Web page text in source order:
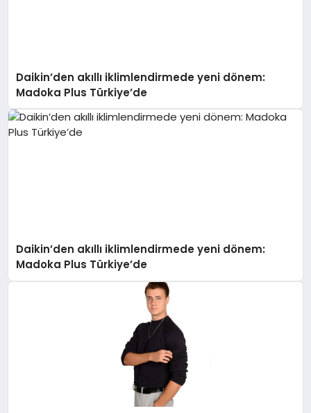
Daikin’den akıllı iklimlendirmede yeni dönem:
Madoka Plus Türkiye’de
Daikin’den akıllı iklimlendirmede yeni dönem:
Madoka Plus Türkiye’de